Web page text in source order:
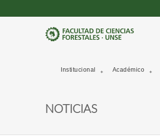
Institucional Académico
NOTICIAS